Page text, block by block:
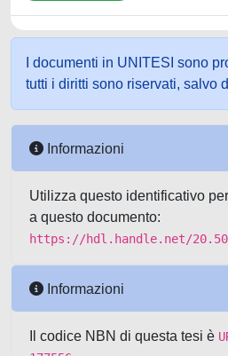
I documenti in UNITESI sono
tutti i diritti sono riservati, salvo
Informazioni
Utilizza questo identificativo
a questo documento:
https://hdl.handle.net/
Informazioni
Il codice NBN di questa tesi è